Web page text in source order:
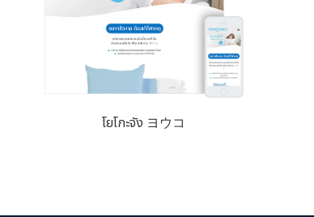
โยโกะจัง ヨウコ